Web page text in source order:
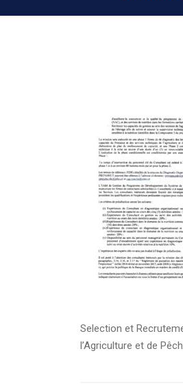
Selection et
l’Agriculture et de